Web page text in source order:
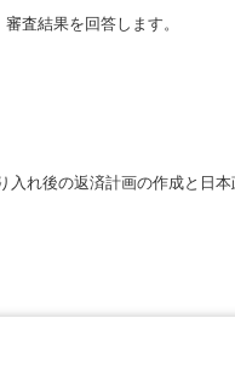
査結果を回答します。
れ後の返済計画の作成と日